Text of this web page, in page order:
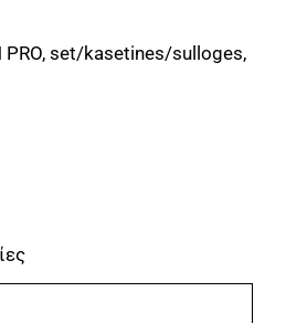
PRO, set/kasetines/sulloges,